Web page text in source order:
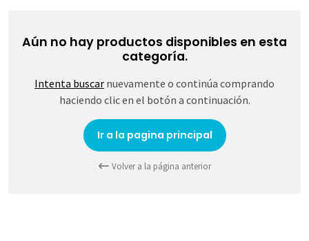
Aún no hay productos disponibles en esta
categoría.
Intenta buscar nuevamente o continúa comprando
haciendo clic en el botón a continuación.
Ir a la pagina principal
Volver a la página anterior